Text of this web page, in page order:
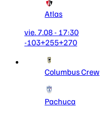
Atlas
vie. 7.08 - 17:30
-103+255+270
Columbus Crew
Pachuca